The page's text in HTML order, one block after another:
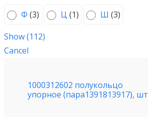
Ф (3) Ц (1) Ш (3)
Show(112)
Cancel
1000312602 полукольцо
упорное (пара1391813917), шт